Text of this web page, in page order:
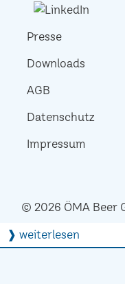
Presse
Downloads
AGB
Datenschutz
Impressum
© 2026 ÖMA Beer
❱ weiterlesen